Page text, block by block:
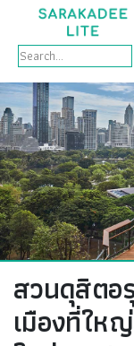
สวนดุสิตอ
เมืองที่ให